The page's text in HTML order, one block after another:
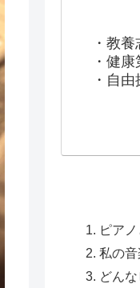
・教養
・健
・自
ピア
私の
どん